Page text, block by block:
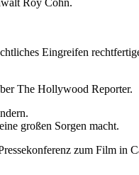
Eingreifen
The Hollywood Reporter.
großen Sorgen macht.
zum Film in